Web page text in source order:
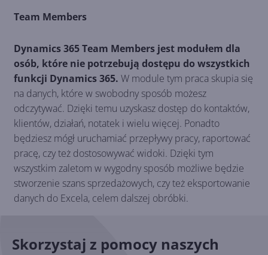
Team Members
Dynamics 365 Team Members jest modułem dla
osób, które nie potrzebują dostępu do wszystkich
funkcji Dynamics 365. W module tym praca skupia się
na danych, które w swobodny sposób możesz
odczytywać. Dzięki temu uzyskasz dostęp do kontaktów,
klientów, działań, notatek i wielu więcej. Ponadto
będziesz mógł uruchamiać przepływy pracy, raportować
pracę, czy też dostosowywać widoki. Dzięki tym
wszystkim zaletom w wygodny sposób możliwe będzie
stworzenie szans sprzedażowych, czy też eksportowanie
danych do Excela, celem dalszej obróbki.
Skorzystaj z pomocy naszych